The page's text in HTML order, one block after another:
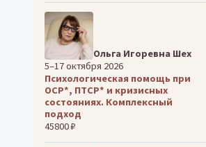
Ольга Игоревна Шех
5–17 октября 2026
Психологическая помощь при
ОСР*, ПТСР* и кризисных
состояниях. Комплексный
подход
45800 ₽